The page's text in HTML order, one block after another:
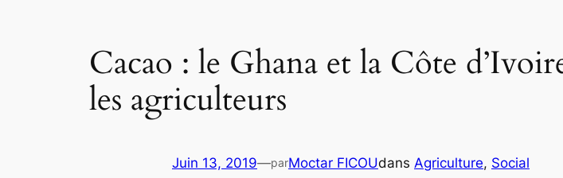
Cacao : le Ghana et la Côte
les agriculteurs
Juin 13, 2019—parMoctar FICOUdans Agriculture, Social